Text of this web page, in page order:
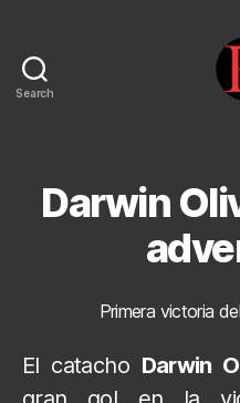
Search
Darwin
Primera victoria
El catacho Darwin